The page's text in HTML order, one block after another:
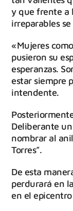
y que frente a
irreparables
«Mujeres
pusieron su
esperanzas.
estar siempre
intendente.
Deliberante
nombrar al
Torres”.
De esta
perdurará en
en el